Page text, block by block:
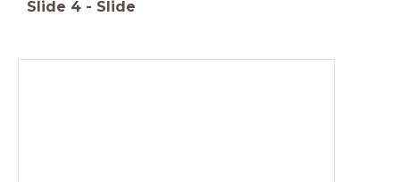
Slide 4 - Slide